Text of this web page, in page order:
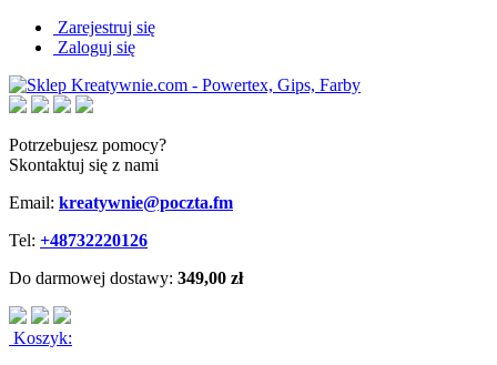
Zarejestruj się
Zaloguj się
Potrzebujesz pomocy?
Skontaktuj się z nami
Email: kreatywnie@poczta.fm
Tel: +48732220126
Do darmowej dostawy: 349,00 zł
Koszyk: